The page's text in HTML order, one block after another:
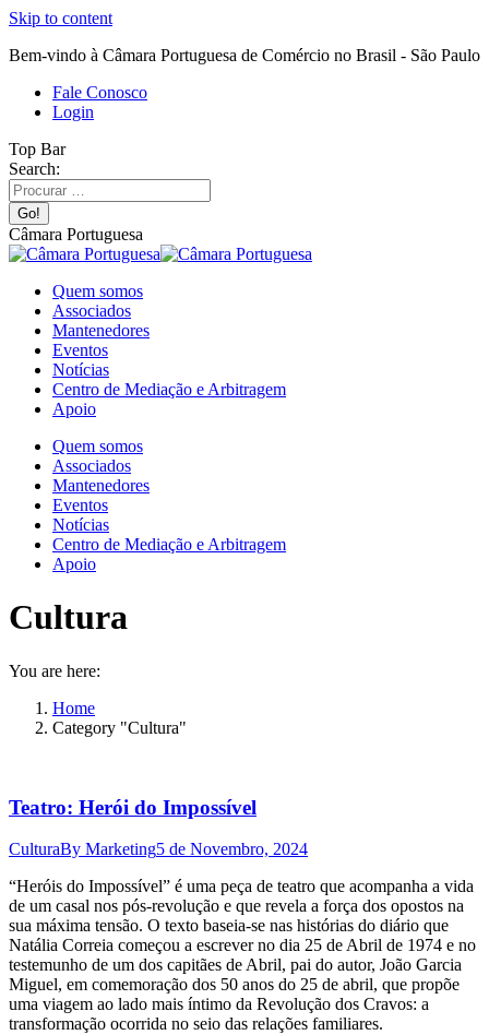
Skip to content
Bem-vindo à Câmara Portuguesa de Comércio no Brasil - São Paulo
Fale Conosco
Login
Top Bar
Search:
Câmara Portuguesa
Quem somos
Associados
Mantenedores
Eventos
Notícias
Centro de Mediação e Arbitragem
Apoio
Quem somos
Associados
Mantenedores
Eventos
Notícias
Centro de Mediação e Arbitragem
Apoio
Cultura
You are here:
Home
Category "Cultura"
Teatro: Herói do Impossível
CulturaBy Marketing5 de Novembro, 2024
“Heróis do Impossível” é uma peça de teatro que acompanha a vida
de um casal nos pós-revolução e que revela a força dos opostos na
sua máxima tensão. O texto baseia-se nas histórias do diário que
Natália Correia começou a escrever no dia 25 de Abril de 1974 e no
testemunho de um dos capitães de Abril, pai do autor, João Garcia
Miguel, em comemoração dos 50 anos do 25 de abril, que propõe
uma viagem ao lado mais íntimo da Revolução dos Cravos: a
transformação ocorrida no seio das relações familiares.